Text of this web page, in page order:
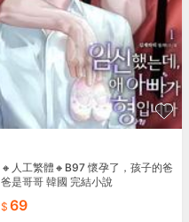
🔸人工繁體🔸B97 懷孕了，孩子的爸
爸是哥哥 韓國 完結小說
69